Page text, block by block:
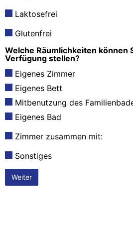
Laktosefrei
Glutenfrei
Welche Räumlichkeiten können
Verfügung stellen?
Eigenes Zimmer
Eigenes Bett
Mitbenutzung des
Eigenes Bad
Zimmer zusammen mit:
Sonstiges